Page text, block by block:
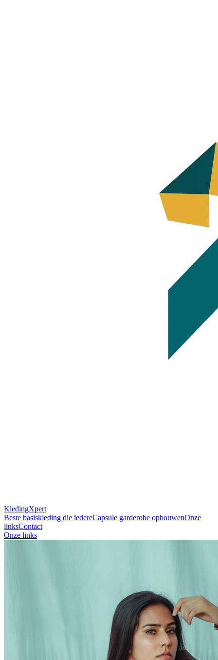
KledingXpert
Beste basiskleding die iedereCapsule garderobe opbouwenOnze
linksContact
Onze links